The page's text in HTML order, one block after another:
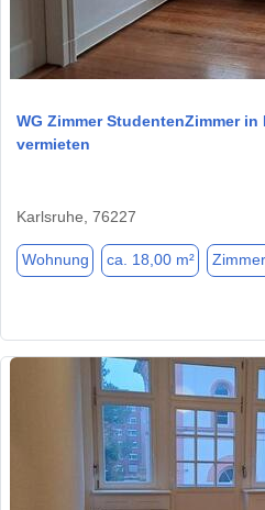
WG Zimmer StudentenZimmer
vermieten
Karlsruhe, 76227
Wohnung ca. 18,00 m²